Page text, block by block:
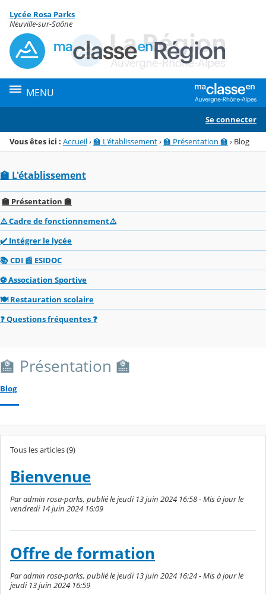
Menu de la rubrique
Contenu
Lycée Rosa Parks
Neuville-sur-Saône
MENU
Se connecter
Vous êtes ici : Accueil›🏫 L'établissement›🏫 Présentation 🏫 › Blog
🏫 L'établissement
🏫 Présentation 🏫
⚠️ Cadre de fonctionnement⚠️
✔️ Intégrer le lycée
📚 CDI 📰 ESIDOC
⚽ Association Sportive
🍽️ Restauration scolaire
❓ Questions fréquentes ❓
🏫 Présentation 🏫
Blog
Tous les articles (9)
Bienvenue
Par admin rosa-parks, publié le jeudi 13 juin 2024 16:58 - Mis à jour le
vendredi 14 juin 2024 16:09
Offre de formation
Par admin rosa-parks, publié le jeudi 13 juin 2024 16:24 - Mis à jour le
jeudi 13 juin 2024 16:59